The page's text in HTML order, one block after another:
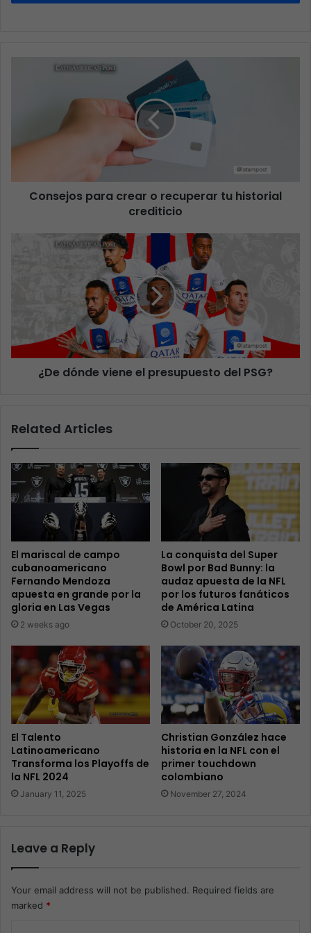
Consejos para crear o recuperar tu historial
crediticio
¿De dónde viene el presupuesto del PSG?
Related Articles
El mariscal de campo
cubanoamericano
Fernando Mendoza
apuesta en grande por la
gloria en Las Vegas
2 weeks ago
La conquista del Super
Bowl por Bad Bunny: la
audaz apuesta de la NFL
por los futuros fanáticos
de América Latina
October 20, 2025
El Talento
Latinoamericano
Transforma los Playoffs de
la NFL 2024
January 11, 2025
Christian González hace
historia en la NFL con el
primer touchdown
colombiano
November 27, 2024
Leave a Reply
Your email address will not be published. Required fields are
marked *